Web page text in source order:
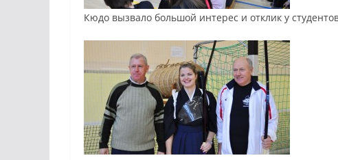
Кюдо вызвало большой интерес и отклик у